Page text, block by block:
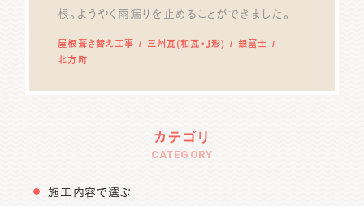
根。ようやく雨漏りを止めることができました。
屋根葺き替え工事 三州瓦(和瓦・J形)
銀富士
北方町
カテゴリ
CATEGORY
施工内容で選ぶ